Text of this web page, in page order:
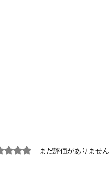
のうち0と評価されています。
まだ評価がありません